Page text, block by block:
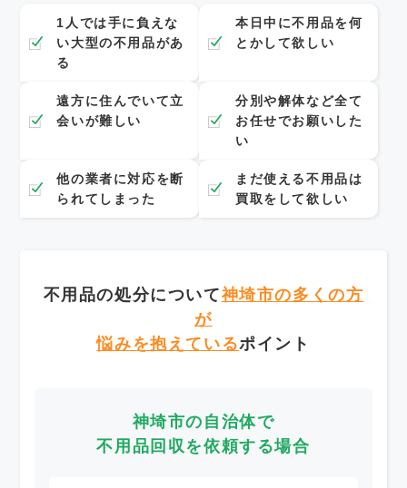
1人では手に負えな
い大型の不用品があ
る
本日中に不用品を何
とかして欲しい
遠方に住んでいて立
会いが難しい
分別や解体など全て
お任せでお願いした
い
他の業者に対応を断
られてしまった
まだ使える不用品は
買取をして欲しい
不用品の処分について神埼市の多くの方
が
悩みを抱えているポイント
神埼市の自治体で
不用品回収を依頼する場合